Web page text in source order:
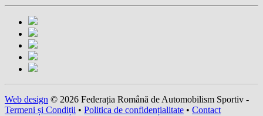
Web design © 2026 Federația Română de Automobilism Sportiv -
Termeni și Condiții • Politica de confidențialitate • Contact